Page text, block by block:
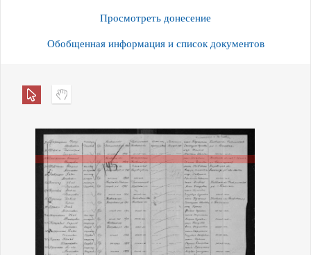
Просмотреть донесение
Обобщенная информация и список документов